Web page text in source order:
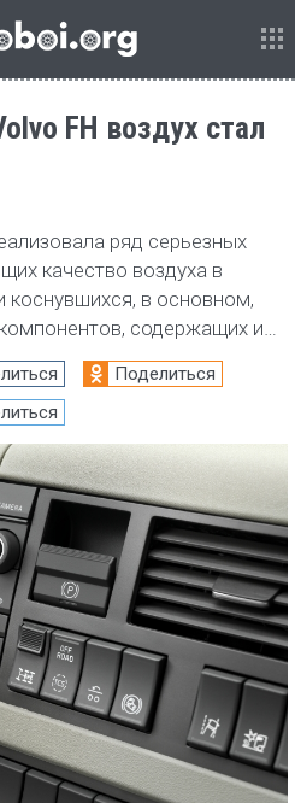
FH воздух стал
ряд серьезных
качество воздуха в
коснувшихся, в основном,
содержащих и…
Поделиться